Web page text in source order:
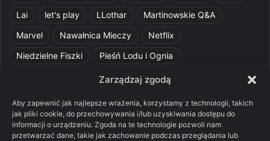
Zarządzaj zgodą
Aby zapewnić jak najlepsze wrażenia, korzystamy z technologii, takich
jak pliki cookie, do przechowywania i/lub uzyskiwania dostępu do
informacji o urządzeniu. Zgoda na te technologie pozwoli nam
przetwarzać dane, takie jak zachowanie podczas przeglądania lub
Lai
let's play LLothar
Martinowskie Q&A
Marvel
Nawałnica Mieczy
Netflix
Niedzielne Fiszki
Pieśń Lodu i Ognia
Pquelim
Pytania do maesterów
recenzja książki
Ród Smoka Silmarillion
SithFrog
Starcie Królów
Star Wars
Szalone Teorie